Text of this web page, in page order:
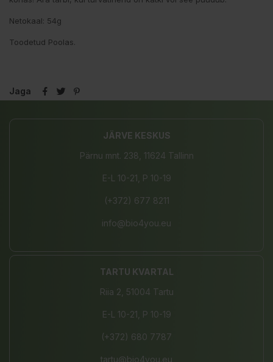
Netokaal: 54g
Toodetud Poolas.
Jaga
JÄRVE KESKUS
Pärnu mnt. 238, 11624 Tallinn
E-L 10-21, P 10-19
(+372) 677 8211
info@bio4you.eu
TARTU KVARTAL
Riia 2, 51004 Tartu
E-L 10-21, P 10-19
(+372) 680 7787
tartu@bio4you.eu